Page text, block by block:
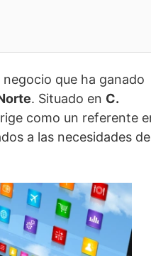
que ha ganado
. Situado en C.
como un referente
a las necesidades de